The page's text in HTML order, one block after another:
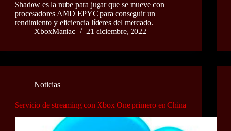
Shadow es la nube para jugar que se mueve con
procesadores AMD EPYC para conseguir un
rendimiento y eficiencia líderes del mercado.
XboxManiac
21 diciembre, 2022
Noticias
Servicio de streaming con Xbox One primero en China